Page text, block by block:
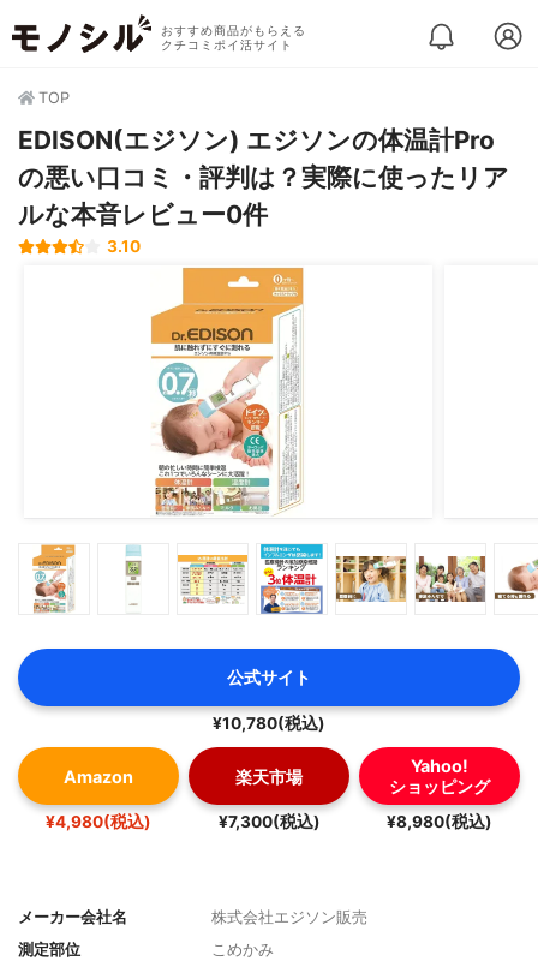
おすすめ商品がもらえる
クチコミポイ活サイト
TOP
EDISON(エジソン) エジソンの体温計Pro
の悪い口コミ・評判は？実際に使ったリア
ルな本音レビュー0件
3.10
公式サイト
¥10,780(税込)
Amazon
¥4,980(税込)
楽天市場
¥7,300(税込)
Yahoo!
ショッピング
¥8,980(税込)
メーカー会社名
株式会社エジソン販売
測定部位
こめかみ